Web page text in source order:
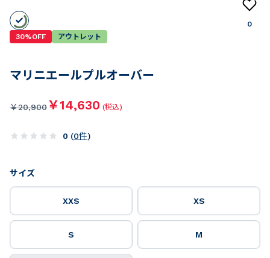
0
30%OFF
アウトレット
マリニエールプルオーバー
￥20,900￥14,630 (税込)
0 (0件)
サイズ
XXS XS
S M